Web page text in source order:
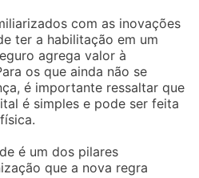
com as inovações
ter a habilitação em um
agrega valor à
os que ainda não se
é importante ressaltar que
é simples e pode ser feita
é um dos pilares
que a nova regra